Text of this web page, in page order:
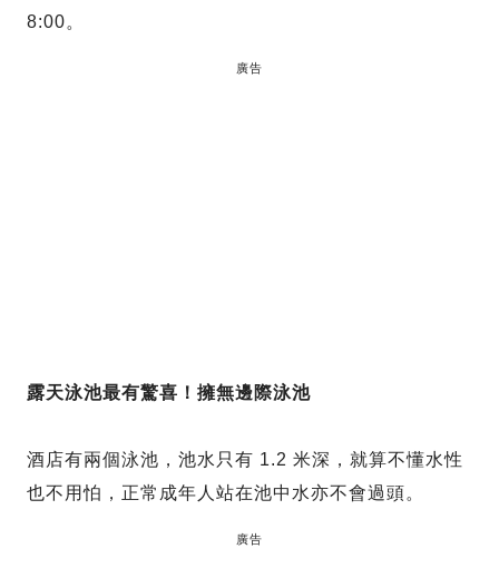
8:00。
廣告
露天泳池最有驚喜！擁無邊際泳池
酒店有兩個泳池，池水只有 1.2 米深，就算不懂水性
也不用怕，正常成年人站在池中水亦不會過頭。
廣告